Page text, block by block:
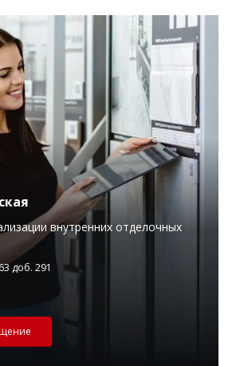
внутренних отделочных
доб. 291